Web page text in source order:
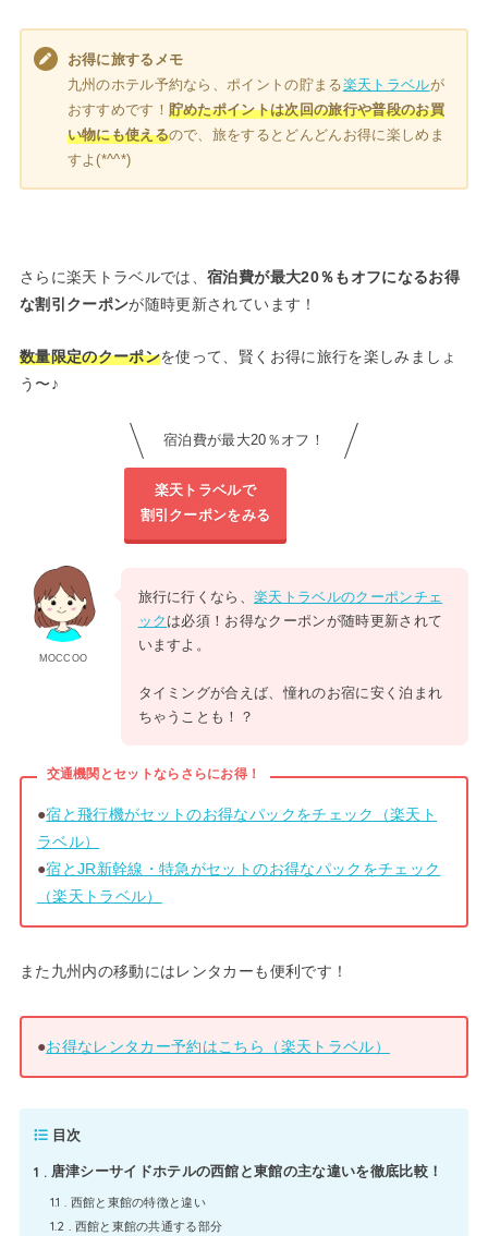
お得に旅するメモ
九州のホテル予約なら、ポイントの貯まる楽天トラベルが
おすすめです！ 貯めたポイントは次回の旅行や普段のお買
い物にも使えるので、旅をするとどんどんお得に楽しめま
すよ(*^^*)
さらに楽天トラベルでは、宿泊費が最大20％もオフになるお得
な割引クーポンが随時更新されています！
数量限定のクーポンを使って、賢くお得に旅行を楽しみましょ
う〜♪
宿泊費が最大20％オフ！
楽天トラベルで
割引クーポンをみる
MOCCOO
旅行に行くなら、楽天トラベルのクーポンチェ
ック は必須！お得なクーポンが随時更新されて
いますよ。
タイミングが合えば、憧れのお宿に安く泊まれ
ちゃうことも！？
交通機関とセットならさらにお得！
●宿と飛行機がセットのお得なパックをチェック（楽天ト
ラベル）
●宿とJR新幹線・特急がセットのお得なパックをチェック
（楽天トラベル）
また九州内の移動にはレンタカーも便利です！
●お得なレンタカー予約はこちら（楽天トラベル）
目次
1 唐津シーサイドホテルの西館と東館の主な違いを徹底比較！
1.1 西館と東館の特徴と違い
1.2 西館と東館の共通する部分